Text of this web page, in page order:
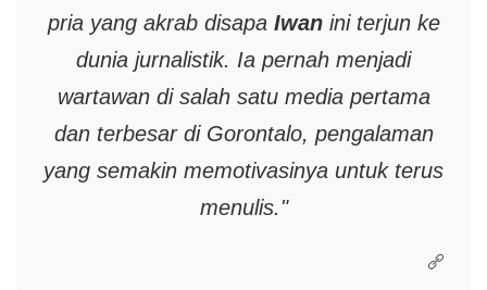
pria yang akrab disapa Iwanini terjun ke
dunia jurnalistik. Ia pernah menjadi
wartawan di salah satu media pertama
dan terbesar di Gorontalo, pengalaman
yang semakin memotivasinya untuk terus
menulis."